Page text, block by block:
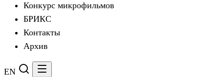
Конкурс микрофильмов
БРИКС
Контакты
Архив
EN